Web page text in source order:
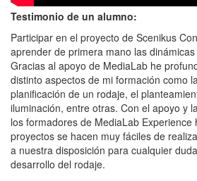
Testimonio de un alumno:
Participar en el proyecto de Scenikus
aprender de primera mano las
Gracias al apoyo de MediaLab he
distinto aspectos de mi formación como
planificación de un rodaje, el
iluminación, entre otras. Con el apoyo y
los formadores de MediaLab Experience
proyectos se hacen muy fáciles de
a nuestra disposición para cualquier
desarrollo del rodaje.